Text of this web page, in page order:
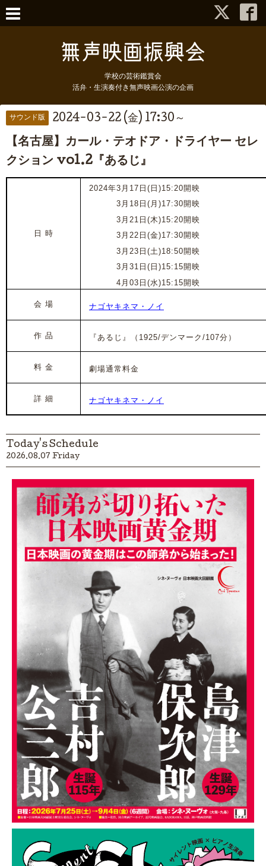
学校の芸術鑑賞会
活弁・生演奏付き無声映画公演の企画
サウンド版 2024-03-22 (金) 17:30～
【名古屋】カール・テオドア・ドライヤー セレ
クション vol.2『あるじ』
日 時
2024年3月17日(日)15:20開映
3月18日(月)17:30開映
3月21日(木)15:20開映
3月22日(金)17:30開映
3月23日(土)18:50開映
3月31日(日)15:15開映
4月03日(水)15:15開映
会 場 ナゴヤキネマ・ノイ
作 品 『あるじ』 （1925/デンマーク/107分）
料 金 劇場通常料金
詳 細 ナゴヤキネマ・ノイ
Today's Schedule
2026.08.07 Friday